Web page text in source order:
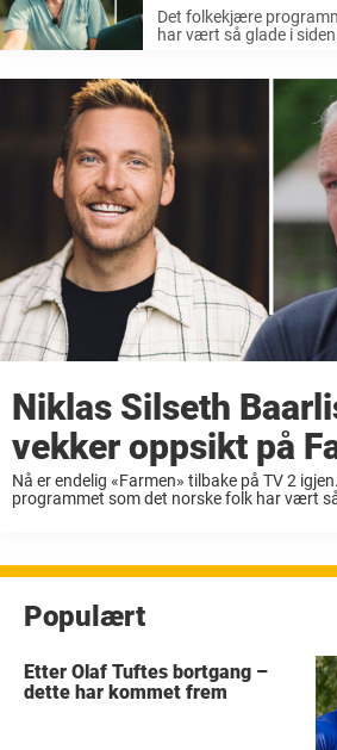
Det folkekjære
har vært så glade i
Niklas Silseth
vekker oppsikt på
Nå er endelig «Farmen» tilbake på TV 2
programmet som det norske folk har vært
Populært
Etter Olaf Tuftes bortgang –
dette har kommet frem